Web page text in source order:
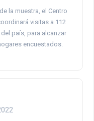
la muestra, el Centro
visitas a 112
país, para alcanzar
encuestados.